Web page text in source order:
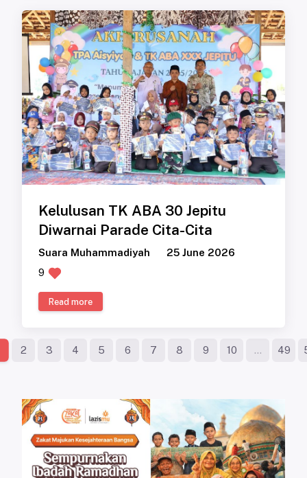
Kelulusan TK ABA 30 Jepitu
Diwarnai Parade Cita-Cita
Suara Muhammadiyah
25 June 2026
9
Read more
2 3 4 5 6 7 8 9 10 ... 49